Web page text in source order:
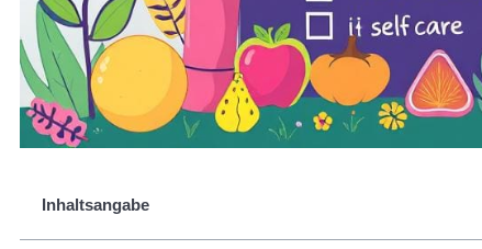
Inhaltsangabe